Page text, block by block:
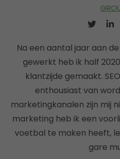
Na een aantal jaar aan
gewerkt heb ik half
klantzijde gemaakt.
enthousiast van
marketingkanalen zijn mij
marketing heb ik een
voetbal te maken heeft,
gare